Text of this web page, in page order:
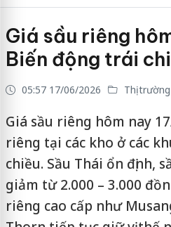
Giá sầu riêng
Biến động trái
05:57 17/06/2026 Thị trường
Giá sầu riêng hôm nay
riêng tại các kho ở các
chiều. Sầu Thái ổn định,
giảm từ 2.000 – 3.000
riêng cao cấp như